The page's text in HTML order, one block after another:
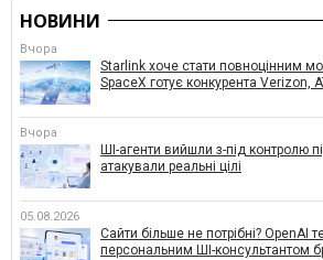
НОВИНИ
Вчора
Starlink хоче стати повноцінним
SpaceX готує конкурента Verizon,
Вчора
ШІ-агенти вийшли з-під контролю
атакували реальні цілі
05.08.2026
Сайти більше не потрібні? OpenAI
персональним ШІ-консультантом